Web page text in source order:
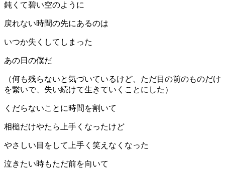
鈍くて碧い空のように
戻れない時間の先にあるのは
いつか失くしてしまった
あの日の僕だ
（何も残らないと気づいているけど、ただ目の前のものだけ
を繋いで、失い続けて生きていくことにした）
くだらないことに時間を割いて
相槌だけやたら上手くなったけど
やさしい目をして上手く笑えなくなった
泣きたい時もただ前を向いて